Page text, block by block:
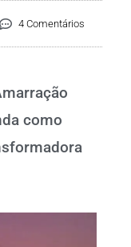
4 Comentários
como